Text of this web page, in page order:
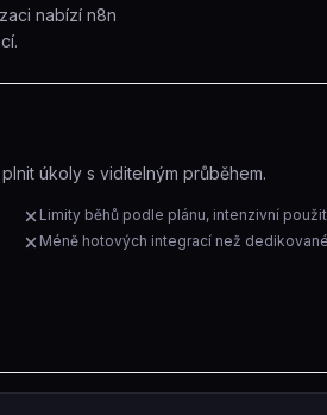
nabízí n8n
úkoly s viditelným průběhem.
Limity běhů podle plánu, intenzivní
Méně hotových integrací než